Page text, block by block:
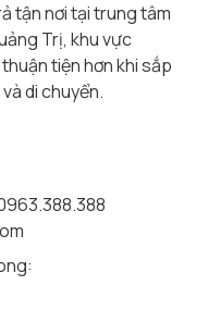
tận nơi tại trung tâm
Trị, khu vực
tiện hơn khi sắp
di chuyển.